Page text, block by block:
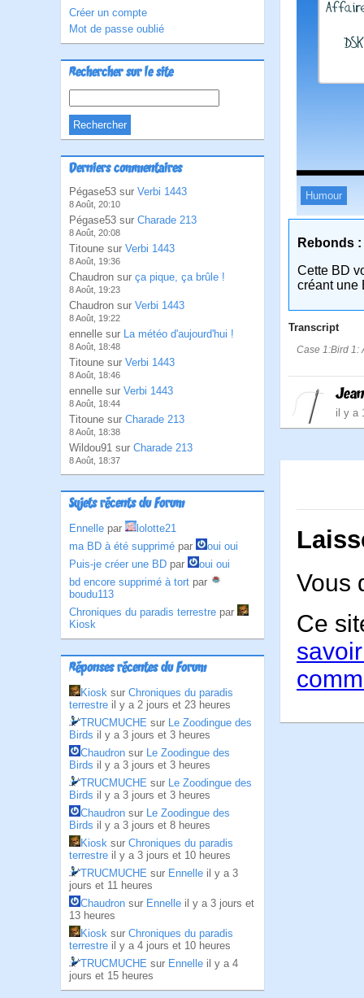
Créer un compte
Mot de passe oublié
Rechercher sur le site
Derniers commentaires
Pégase53 sur Verbi 1443
8 Août, 20:10
Pégase53 sur Charade 213
8 Août, 20:08
Titoune sur Verbi 1443
8 Août, 19:36
Chaudron sur ça pique, ça brûle !
8 Août, 19:23
Chaudron sur Verbi 1443
8 Août, 19:22
ennelle sur La météo d'aujourd'hui !
8 Août, 18:48
Titoune sur Verbi 1443
8 Août, 18:46
ennelle sur Verbi 1443
8 Août, 18:44
Titoune sur Charade 213
8 Août, 18:38
Wildou91 sur Charade 213
8 Août, 18:37
Sujets récents du Forum
Ennelle par
lolotte21
ma BD à été supprimé par
oui oui
Puis-je créer une BD par
oui oui
bd encore supprimé à tort par
boudu113
Chroniques du paradis terrestre par
Kiosk
Réponses récentes du Forum
Kiosk sur Chroniques du paradis
terrestre il y a 2 jours et 23 heures
TRUCMUCHE sur Le Zoodingue des
Birds il y a 3 jours et 3 heures
Chaudron sur Le Zoodingue des
Birds il y a 3 jours et 3 heures
TRUCMUCHE sur Le Zoodingue des
Birds il y a 3 jours et 3 heures
Chaudron sur Le Zoodingue des
Birds il y a 3 jours et 8 heures
Kiosk sur Chroniques du paradis
terrestre il y a 3 jours et 10 heures
TRUCMUCHE sur Ennelle il y a 3
jours et 11 heures
Chaudron sur Ennelle il y a 3 jours et
13 heures
Kiosk sur Chroniques du paradis
terrestre il y a 4 jours et 10 heures
TRUCMUCHE sur Ennelle il y a 4
jours et 15 heures
Humour
Rebonds :
Cette BD
créant une
Transcript
Case 1:Bird 1:
il y a
Vous
Ce